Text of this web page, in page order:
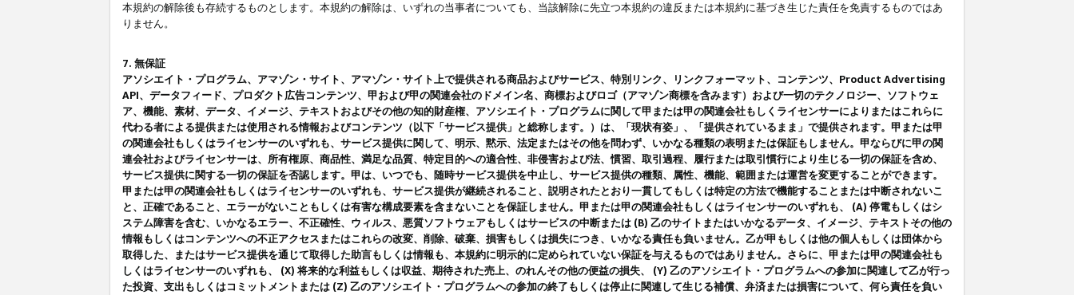
本規約の解除後も存続するものとします。本規約の解除は、いずれの当事者についても、当該解除に先立つ本規約の違反または本規約に基づき生じた責任を免責するものではあ
りません。
7. 無保証
アソシエイト・プログラム、アマゾン・サイト、アマゾン・サイト上で提供される商品およびサービス、特別リンク、リンクフォーマット、コンテンツ、Product Advertising
API、データフィード、プロダクト広告コンテンツ、甲および甲の関連会社のドメイン名、商標およびロゴ（アマゾン商標を含みます）および一切のテクノロジー、ソフトウェ
ア、機能、素材、データ、イメージ、テキストおよびその他の知的財産権、アソシエイト・プログラムに関して甲または甲の関連会社もしくライセンサーによりまたはこれらに
代わる者による提供または使用される情報およびコンテンツ（以下「サービス提供」と総称します。）は、「現状有姿」、「提供されているまま」で提供されます。甲または甲
の関連会社もしくはライセンサーのいずれも、サービス提供に関して、明示、黙示、法定またはその他を問わず、いかなる種類の表明または保証もしません。甲ならびに甲の関
連会社およびライセンサーは、所有権原、商品性、満足な品質、特定目的への適合性、非侵害および法、慣習、取引過程、履行または取引慣行により生じる一切の保証を含め、
サービス提供に関する一切の保証を否認します。甲は、いつでも、随時サービス提供を中止し、サービス提供の種類、属性、機能、範囲または運営を変更することができます。
甲または甲の関連会社もしくはライセンサーのいずれも、サービス提供が継続されること、説明されたとおり一貫してもしくは特定の方法で機能することまたは中断されないこ
と、正確であること、エラーがないこともしくは有害な構成要素を含まないことを保証しません。甲または甲の関連会社もしくはライセンサーのいずれも、 (A) 停電もしくはシ
ステム障害を含む、いかなるエラー、不正確性、ウィルス、悪質ソフトウェアもしくはサービスの中断または (B) 乙のサイトまたはいかなるデータ、イメージ、テキストその他の
情報もしくはコンテンツへの不正アクセスまたはこれらの改変、削除、破棄、損害もしくは損失につき、いかなる責任も負いません。乙が甲もしくは他の個人もしくは団体から
取得した、またはサービス提供を通じて取得した助言もしくは情報も、本規約に明示的に定められていない保証を与えるものではありません。さらに、甲または甲の関連会社も
しくはライセンサーのいずれも、 (X) 将来的な利益もしくは収益、期待された売上、のれんその他の便益の損失、 (Y) 乙のアソシエイト・プログラムへの参加に関連して乙が行っ
た投資、支出もしくはコミットメントまたは (Z) 乙のアソシエイト・プログラムへの参加の終了もしくは停止に関連して生じる補償、弁済または損害について、何ら責任を負い